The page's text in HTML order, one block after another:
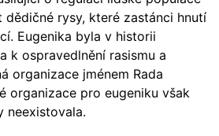
rysy, které zastánci hnutí
Eugenika byla v historii
k ospravedlnění rasismu a
organizace jménem Rada
organizace pro eugeniku však
neexistovala.